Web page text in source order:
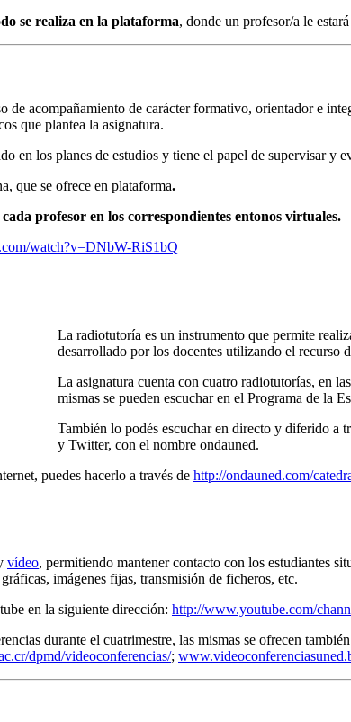
se realiza en la plataforma, donde un profesor/a le
acompañamiento de carácter formativo, orientador e
que plantea la asignatura.
en los planes de estudios y tiene el papel de supervisar y
que se ofrece en plataforma.
profesor en los correspondientes entonos virtuales.
watch?v=DNbW-RiS1bQ
La radiotutoría es un instrumento que permite
desarrollado por los docentes utilizando el recurso
La asignatura cuenta con cuatro radiotutorías, en
mismas se pueden escuchar en el Programa de la
También lo podés escuchar en directo y diferido a
y Twitter, con el nombre ondauned.
puedes hacerlo a través de http://ondauned.com/
vídeo, permitiendo mantener contacto con los estudiantes
imágenes fijas, transmisión de ficheros, etc.
en la siguiente dirección: http://www.youtube.com/
durante el cuatrimestre, las mismas se ofrecen
dpmd/videoconferencias/;